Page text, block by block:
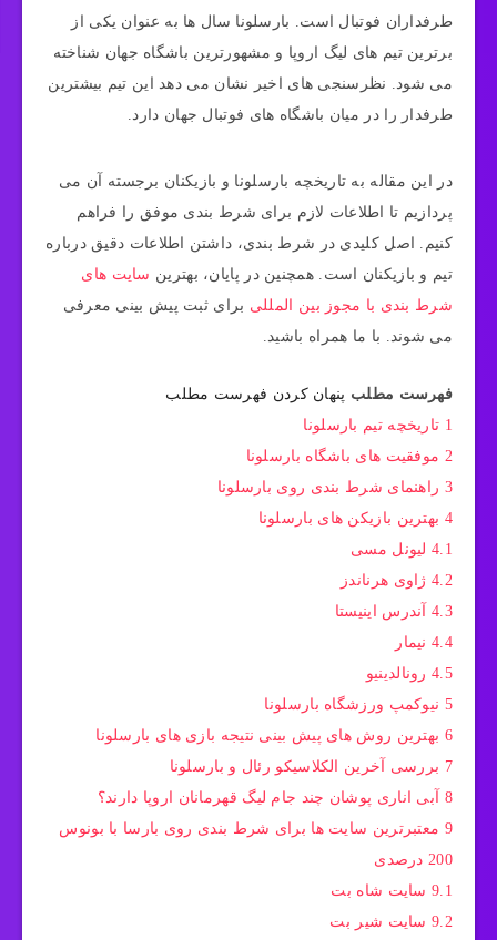
طرفداران فوتبال است. بارسلونا سال ها به عنوان یکی از
برترین تیم های لیگ اروپا و مشهورترین باشگاه جهان شناخته
می شود. نظرسنجی های اخیر نشان می دهد این تیم بیشترین
طرفدار را در میان باشگاه های فوتبال جهان دارد.
در این مقاله به تاریخچه بارسلونا و بازیکنان برجسته آن می
پردازیم تا اطلاعات لازم برای شرط بندی موفق را فراهم
کنیم. اصل کلیدی در شرط بندی، داشتن اطلاعات دقیق درباره
تیم و بازیکنان است. همچنین در پایان، بهترین سایت های
شرط بندی با مجوز بین المللی برای ثبت پیش بینی معرفی
می شوند. با ما همراه باشید.
فهرست مطلب پنهان کردن فهرست مطلب
1 تاریخچه تیم بارسلونا
2 موفقیت های باشگاه بارسلونا
3 راهنمای شرط بندی روی بارسلونا
4 بهترین بازیکن های بارسلونا
4.1 لیونل مسی
4.2 ژاوی هرناندز
4.3
آندرس اینیستا
4.4 نیمار
4.5 رونالدینیو
5 نیوکمپ ورزشگاه بارسلونا
6 بهترین روش‌ های پیش بینی نتیجه بازی‌ های بارسلونا
7 بررسی آخرین الکلاسیکو رئال و بارسلونا
8
آبی اناری پوشان چند جام لیگ قهرمانان اروپا دارند؟
9 معتبرترین سایت‌ ها برای شرط بندی روی بارسا با بونوس
200 درصدی
9.1 سایت شاه بت
9.2 سایت شیر بت